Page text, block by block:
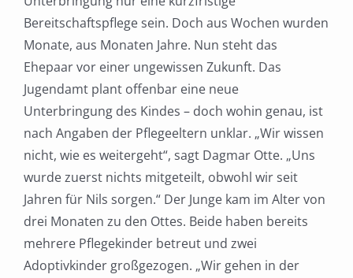
Bereitschaftspflege sein. Doch aus Wochen wurden
Monate, aus Monaten Jahre. Nun steht das
Ehepaar vor einer ungewissen Zukunft. Das
Jugendamt plant offenbar eine neue
Unterbringung des Kindes – doch wohin genau, ist
nach Angaben der Pflegeeltern unklar. „Wir wissen
nicht, wie es weitergeht“, sagt Dagmar Otte. „Uns
wurde zuerst nichts mitgeteilt, obwohl wir seit
Jahren für Nils sorgen.“ Der Junge kam im Alter von
drei Monaten zu den Ottes. Beide haben bereits
mehrere Pflegekinder betreut und zwei
Adoptivkinder großgezogen. „Wir gehen in der